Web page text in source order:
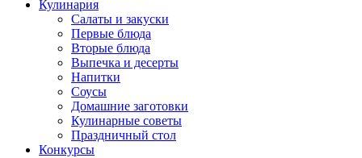
Кулинария
Салаты и закуски
Первые блюда
Вторые блюда
Выпечка и десерты
Напитки
Соусы
Домашние заготовки
Кулинарные советы
Праздничный стол
Конкурсы